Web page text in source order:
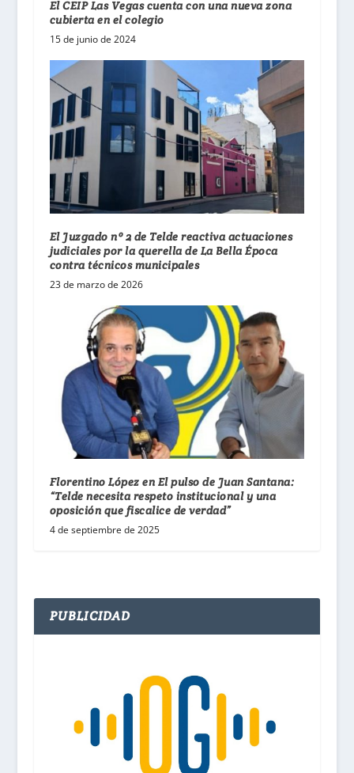
El CEIP Las Vegas cuenta con una nueva zona
cubierta en el colegio
15 de junio de 2024
El Juzgado nº 2 de Telde reactiva actuaciones
judiciales por la querella de La Bella Época
contra técnicos municipales
23 de marzo de 2026
Florentino López en El pulso de Juan Santana:
“Telde necesita respeto institucional y una
oposición que fiscalice de verdad”
4 de septiembre de 2025
PUBLICIDAD